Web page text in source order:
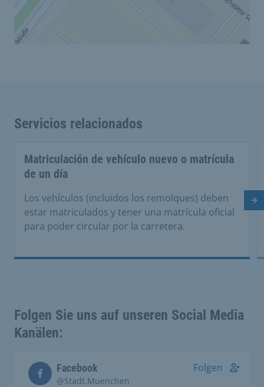
Servicios relacionados
Matriculación de vehículo nuevo o matrícula
de un día
Los vehículos (incluidos los remolques) deben
estar matriculados y tener una matrícula oficial
para poder circular por la carretera.
Folgen Sie uns auf unseren Social Media
Kanälen:
Facebook
@Stadt.Muenchen
Folgen